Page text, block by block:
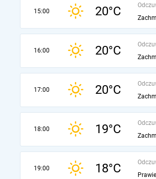
15:00 20°C
16:00 20°C
17:00 20°C
18:00 19°C
19:00 18°C